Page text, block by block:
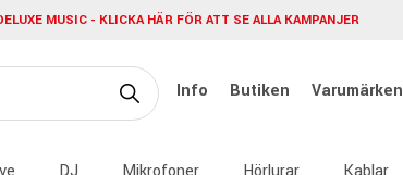
MUSIC - KLICKA HÄR FÖR ATT SE ALLA KAMPANJER
Info Butiken Varumärken